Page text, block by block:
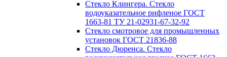
Стекло Клингера. Стекло
водоуказательное рифленое ГОСТ
1663-81 ТУ 21-02931-67-32-92
Стекло смотровое для промышленных
установок ГОСТ 21836-88
Стекло Дюренса. Стекло